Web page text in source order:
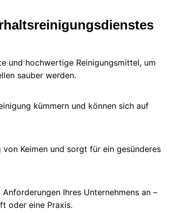
und hochwertige Reinigungsmittel, um
sauber werden.
kümmern und können sich auf
Keimen und sorgt für ein gesünderes
Ihres Unternehmens an –
oder eine Praxis.